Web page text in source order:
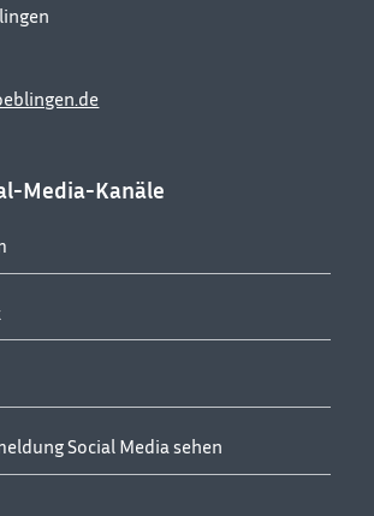
Media-Kanäle
Social Media sehen